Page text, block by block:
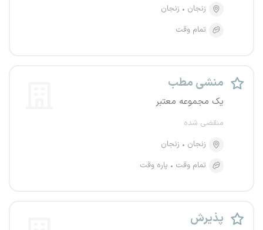
زنجان
زنجان
تمام وقت
منشی مطب
یک مجموعه معتبر
منقضی شده
زنجان
زنجان
تمام وقت
پاره وقت
پذیرش